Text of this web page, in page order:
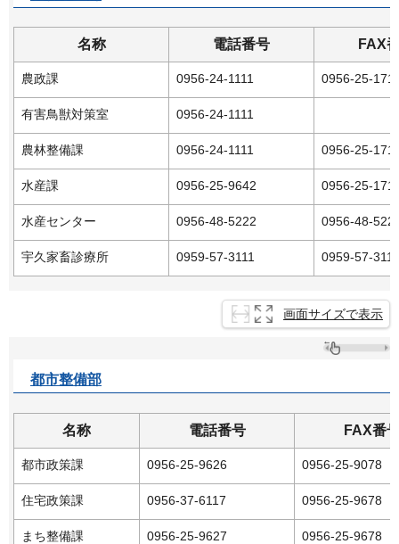
名称 電話番号 FAX
農政課 0956-24-1111 0956-25-
有害鳥獣対策室 0956-24-1111
農林整備課 0956-24-1111 0956-25-
水産課 0956-25-9642 0956-25-
水産センター 0956-48-5222 0956-48-
宇久家畜診療所 0959-57-3111 0959-57-3111
画面サイズで表示
都市整備部
名称 電話番号 FAX番
都市政策課 0956-25-9626 0956-25-9078
住宅政策課 0956-37-6117 0956-25-9678
まち整備課 0956-25-9627 0956-25-9678